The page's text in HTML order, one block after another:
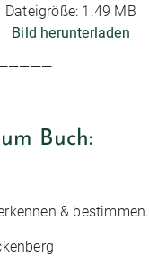
Dateigröße: 1.49 MB
Bild herunterladen
Buch:
& bestimmen.